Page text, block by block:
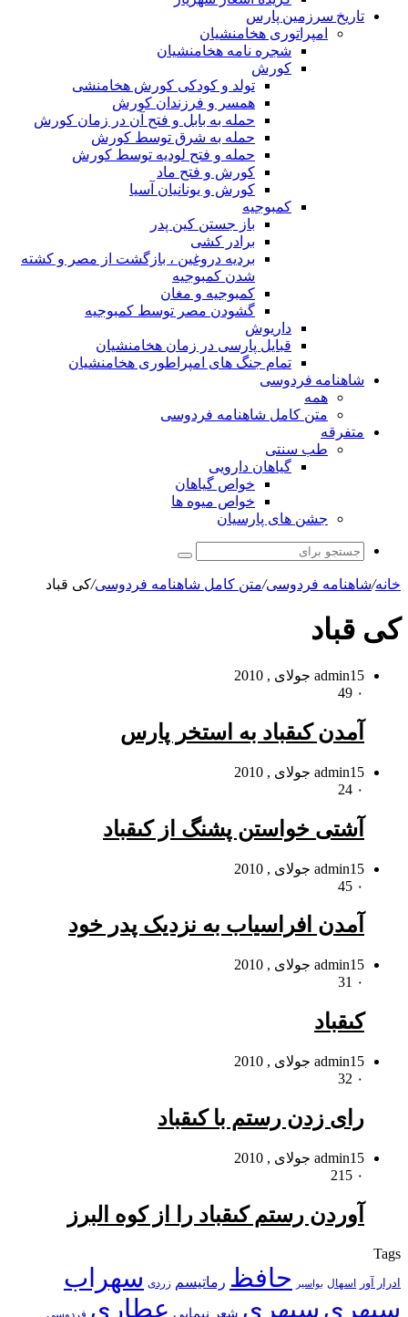
تاریخ سرزمین پارس
امپراتوری هخامنشیان
شجره نامه هخامنشیان
کورش
تولد و کودکی کورش هخامنشی
همسر و فرزندان کورش
حمله به بابل و فتح آن در زمان کورش
حمله به شرق توسط کورش
حمله و فتح لودیه توسط کورش
کورش و فتح ماد
کورش و یونانیان آسیا
کمبوجیه
باز جستن کین پدر
برادر کشی
بردیه دروغین ، بازگشت از مصر و کشته
شدن کمبوجیه
کمبوجیه و مغان
گشودن مصر توسط کمبوجیه
داریوش
قبایل پارسی در زمان هخامنشیان
تمام جنگ های امپراطوری هخامنشیان
شاهنامه فردوسی
همه
متن کامل شاهنامه فردوسی
متفرقه
طب سنتی
گیاهان دارویی
خواص گیاهان
خواص میوه ها
جشن های پارسیان
جستجو
برای
خانه/شاهنامه فردوسی/متن کامل شاهنامه فردوسی/کی قباد
کی قباد
admin15 جولای , 2010
۰
آمدن کى‏قباد به استخر پارس‏
admin15 جولای , 2010
۰
آشتى خواستن پشنگ از کى‏قباد
admin15 جولای , 2010
۰
آمدن افراسیاب به نزدیک پدر خود
admin15 جولای , 2010
۰
کى‏قباد
admin15 جولای , 2010
۰
راى زدن رستم با کى‏قباد
admin15 جولای , 2010
۰
آوردن رستم کى‏قباد را از کوه البرز
Tags
ادرار آور اسهال بواسیر حافظ رماتیسم زردی سهراب
سپهری سپهری شعر نیمایی عطاری فردوسی